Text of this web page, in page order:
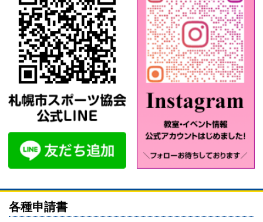
各種申請書